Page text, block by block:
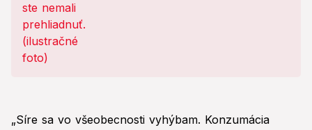
„Síre sa vo všeobecnosti vyhýbam. Konzumácia